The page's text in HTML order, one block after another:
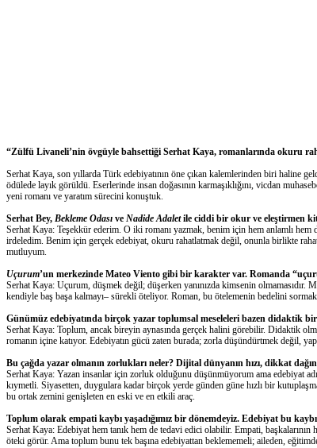
“Zülfü Livaneli’nin övgüyle bahsettiği Serhat Kaya, romanlarında okuru
Serhat Kaya, son yıllarda Türk edebiyatının öne çıkan kalemlerinden biri haline
ödülede layık görüldü. Eserlerinde insan doğasının karmaşıklığını, vicdan
yeni romanı ve yaratım sürecini konuştuk.
Serhat Bey, Bekleme Odası ve Nadide Adaletile ciddi bir okur ve eleştirmen
Serhat Kaya: Teşekkür ederim. O iki romanı yazmak, benim için hem anlamlı
irdeledim. Benim için gerçek edebiyat, okuru rahatlatmak değil, onunla birlikte
mutluyum.
Uçurum’un merkezinde Mateo Viento gibi bir karakter var. Romanda
Serhat Kaya: Uçurum, düşmek değil; düşerken yanınızda kimsenin olmamasıdır.
kendiyle baş başa kalmayı– sürekli öteliyor. Roman, bu ötelemenin bedelini
Günümüz edebiyatında birçok yazar toplumsal meseleleri bazen didaktik
Serhat Kaya: Toplum, ancak bireyin aynasında gerçek halini görebilir. Didaktik
romanın içine katıyor. Edebiyatın gücü zaten burada; zorla düşündürtmek değil,
Bu çağda yazar olmanın zorlukları neler? Dijital dünyanın hızı, dikkat
Serhat Kaya: Yazan insanlar için zorluk olduğunu düşünmüyorum ama edebiyat
kıymetli. Siyasetten, duygulara kadar birçok yerde günden güne hızlı bir k
bu ortak zemini genişleten en eski ve en etkili araç.
Toplum olarak empati kaybı yaşadığımız bir dönemdeyiz. Edebiyat bu
Serhat Kaya: Edebiyat hem tanık hem de tedavi edici olabilir. Empati,
öteki görür. Ama toplum bunu tek başına edebiyattan beklememeli; aileden,